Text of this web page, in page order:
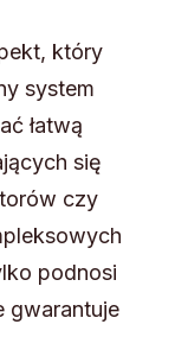
który
system
łatwą
się
czy
podnosi
gwarantuje